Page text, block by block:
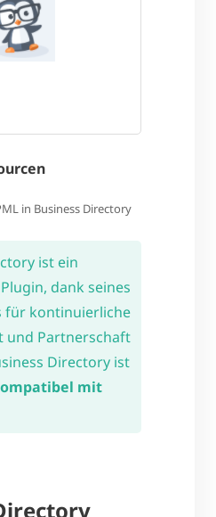
in Business Directory
ist ein
dank seines
für kontinuierliche
und Partnerschaft
Directory ist
mit